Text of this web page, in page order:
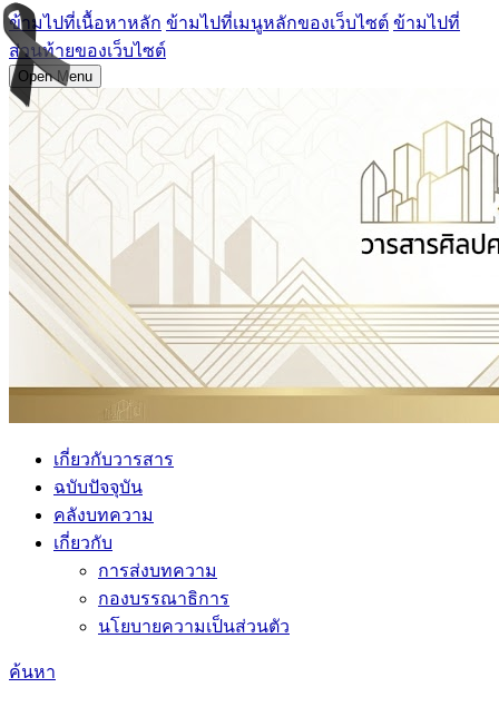
ข้ามไปที่เนื้อหาหลัก ข้ามไปที่เมนูหลักของเว็บไซต์ ข้ามไปที่
ส่วนท้ายของเว็บไซต์
Open Menu
เกี่ยวกับวารสาร
ฉบับปัจจุบัน
คลังบทความ
เกี่ยวกับ
การส่งบทความ
กองบรรณาธิการ
นโยบายความเป็นส่วนตัว
ค้นหา